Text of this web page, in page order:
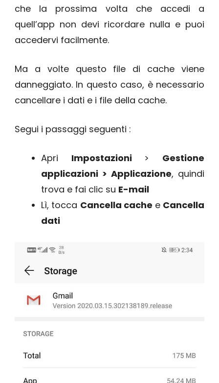
che la prossima volta che accedi a
quell’app non devi ricordare nulla e puoi
accedervi facilmente.
Ma a volte questo file di cache viene
danneggiato. In questo caso, è necessario
cancellare i dati e i file della cache.
Segui i passaggi seguenti :
Apri Impostazioni > Gestione
applicazioni > Applicazione, quindi
trova e fai clic su E-mail
Lì, tocca Cancella cache e Cancella
dati